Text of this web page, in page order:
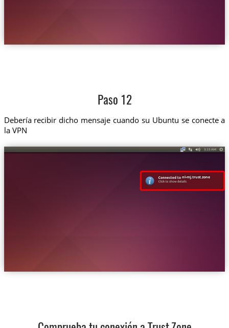
Paso 12
Debería recibir dicho mensaje cuando su Ubuntu se conecte a
la VPN
nl-mj.trust.zone